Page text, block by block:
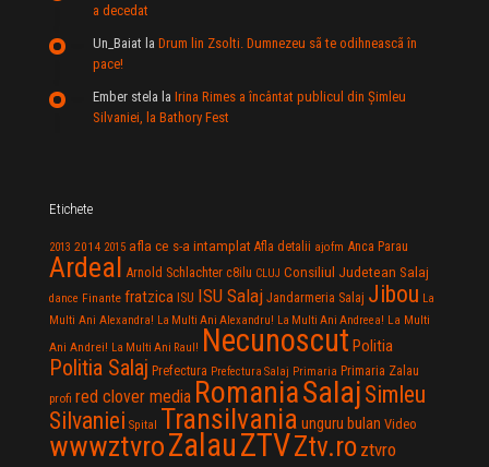
a decedat
Un_Baiat la Drum lin Zsolti. Dumnezeu sã te odihneascã în
pace!
Ember stela la Irina Rimes a încântat publicul din Şimleu
Silvaniei, la Bathory Fest
Etichete
2013 2014 2015 afla ce s-a intamplat Afla detalii ajofm Anca Parau
Ardeal Arnold Schlachter c8ilu CLUJ Consiliul Judetean Salaj
dance Finante fratzica ISU ISU Salaj Jandarmeria Salaj Jibou La
Multi Ani Alexandra! La Multi Ani Alexandru! La Multi Ani Andreea! La Multi
Ani Andrei! La Multi Ani Raul! Necunoscut Politia
Politia Salaj Prefectura Prefectura Salaj Primaria Primaria Zalau
profi red clover media RomaniaSalaj Simleu
Silvaniei Spital Transilvania unguru bulan Video
wwwztvroZalauZTVZtv.ro ztvro